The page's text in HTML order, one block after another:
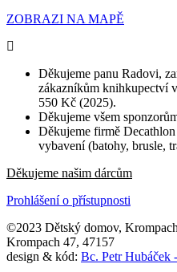
ZOBRAZI NA MAPĚ
Děkujeme panu Radovi,
zákazníkům knihkupectví
550 Kč (2025).
Děkujeme všem
Děkujeme firmě
vybavení (batohy, brusle,
Děkujeme našim dárcům
Prohlášení o přístupnosti
©2023 Dětský domov,
Krompach 47, 47157
design & kód: Bc. Petr Hubáček